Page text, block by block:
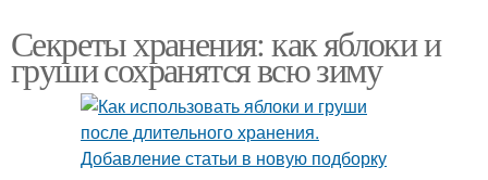
Секреты хранения: как яблоки и
груши сохранятся всю зиму